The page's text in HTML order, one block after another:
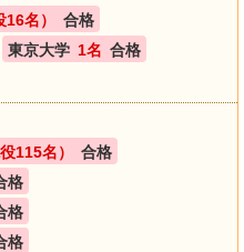
名）
合格
東京大学 1名 合格
115名）
合格
格
格
格